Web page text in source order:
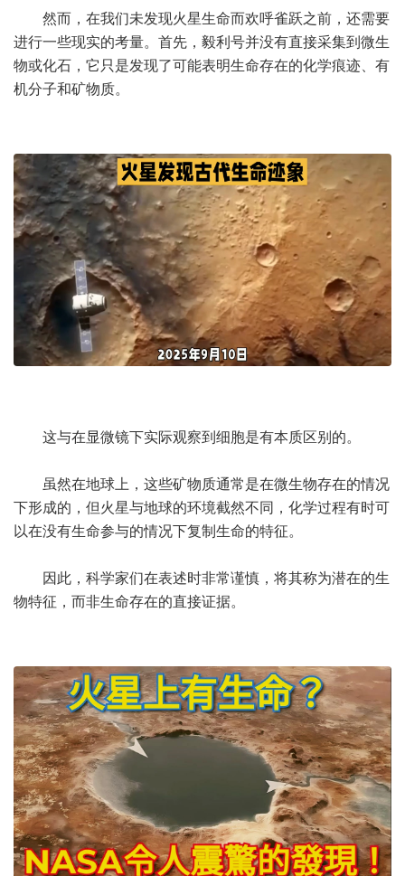
然而，在我们未发现火星生命而欢呼雀跃之前，还需要
进行一些现实的考量。首先，毅利号并没有直接采集到微生
物或化石，它只是发现了可能表明生命存在的化学痕迹、有
机分子和矿物质。
这与在显微镜下实际观察到细胞是有本质区别的。
虽然在地球上，这些矿物质通常是在微生物存在的情况
下形成的，但火星与地球的环境截然不同，化学过程有时可
以在没有生命参与的情况下复制生命的特征。
因此，科学家们在表述时非常谨慎，将其称为潜在的生
物特征，而非生命存在的直接证据。